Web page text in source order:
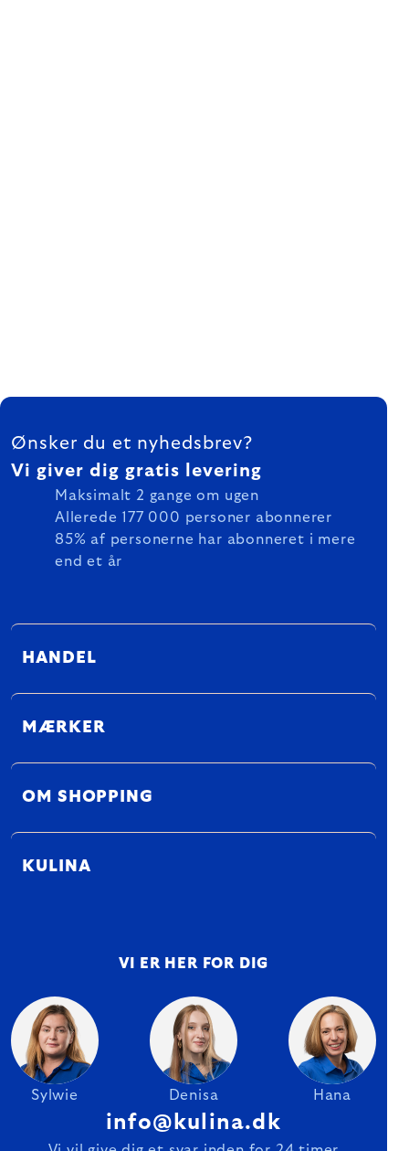
FOOTER
Ønsker du et nyhedsbrev?
Vi giver dig gratis levering
Maksimalt 2 gange om ugen
Allerede 177 000 personer abonnerer
85% af personerne har abonneret i mere
end et år
HANDEL
MÆRKER
OM SHOPPING
KULINA
VI ER HER FOR DIG
Sylwie Denisa Hana
info@kulina.dk